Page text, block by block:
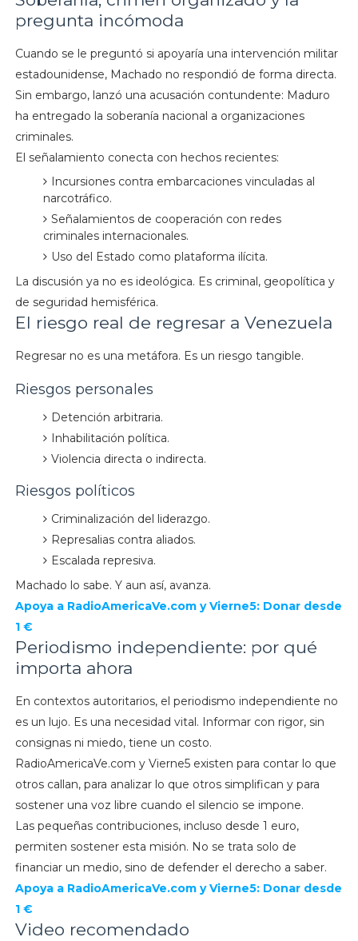
pregunta incómoda
Cuando se le preguntó si apoyaría una intervención militar
estadounidense, Machado no respondió de forma directa.
Sin embargo, lanzó una acusación contundente: Maduro
ha entregado la soberanía nacional a organizaciones
criminales.
El señalamiento conecta con hechos recientes:
Incursiones contra embarcaciones vinculadas al
narcotráfico.
Señalamientos de cooperación con redes
criminales internacionales.
Uso del Estado como plataforma ilícita.
La discusión ya no es ideológica. Es criminal, geopolítica y
de seguridad hemisférica.
El riesgo real de regresar a Venezuela
Regresar no es una metáfora. Es un riesgo tangible.
Riesgos personales
Detención arbitraria.
Inhabilitación política.
Violencia directa o indirecta.
Riesgos políticos
Criminalización del liderazgo.
Represalias contra aliados.
Escalada represiva.
Machado lo sabe. Y aun así, avanza.
Apoya a RadioAmericaVe.com y Vierne5: Donar desde
1 €
Periodismo independiente: por qué
importa ahora
En contextos autoritarios, el periodismo independiente no
es un lujo. Es una necesidad vital. Informar con rigor, sin
consignas ni miedo, tiene un costo.
RadioAmericaVe.com y Vierne5 existen para contar lo que
otros callan, para analizar lo que otros simplifican y para
sostener una voz libre cuando el silencio se impone.
Las pequeñas contribuciones, incluso desde 1 euro,
permiten sostener esta misión. No se trata solo de
financiar un medio, sino de defender el derecho a saber.
Apoya a RadioAmericaVe.com yVierne5: Donar desde
1 €
Video recomendado